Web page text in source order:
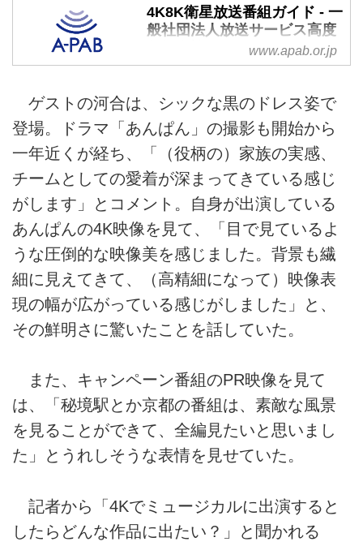
4K8K衛星放送番組ガイド - 一
般社団法人放送サービス高度
化推進協会（A-PAB）
し、普及を図ることを目的とする
団体です。4K・8K、地デジ、
BS、ワンセグ、リモート視聴、
受信機等の放送サービス全般に関
する様々な情報を扱います。
www.apab.or.jp
ゲストの河合は、シックな黒のドレス姿で
登場。ドラマ「あんぱん」の撮影も開始から
一年近くが経ち、「（役柄の）家族の実感、
チームとしての愛着が深まってきている感じ
がします」とコメント。自身が出演している
あんぱんの4K映像を見て、「目で見ているよ
うな圧倒的な映像美を感じました。背景も繊
細に見えてきて、（高精細になって）映像表
現の幅が広がっている感じがしました」と、
その鮮明さに驚いたことを話していた。
また、キャンペーン番組のPR映像を見て
は、「秘境駅とか京都の番組は、素敵な風景
を見ることができて、全編見たいと思いまし
た」とうれしそうな表情を見せていた。
記者から「4Kでミュージカルに出演すると
したらどんな作品に出たい？」と聞かれる